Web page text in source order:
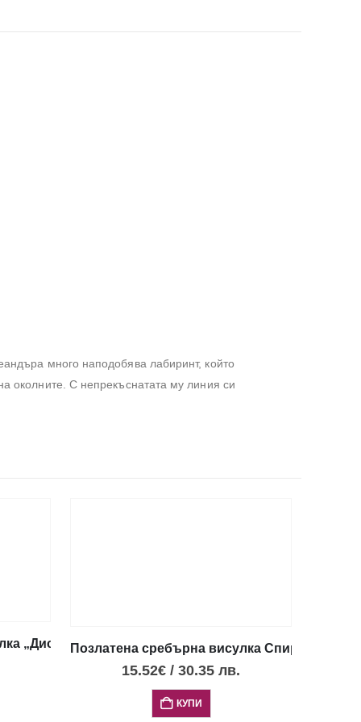
много наподобява лабиринт, който
околните. С непрекъснатата му линия си
„Диск Фестос“ с 4 опала, XXS
Позлатена сребърна висулка Спирала със
15.52€ / 30.35 лв.
КУПИ